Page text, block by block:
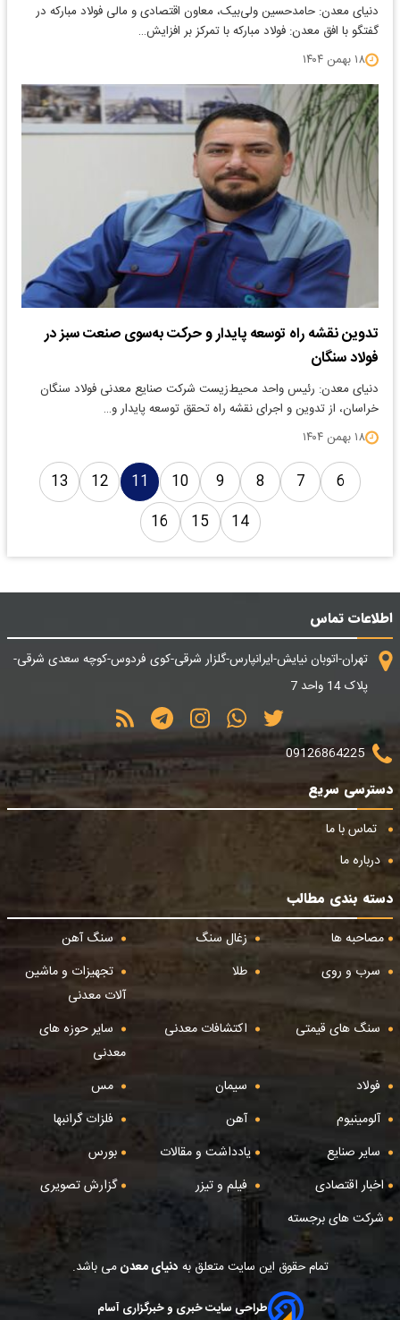
دنیای معدن: حامدحسین ولی‌بیک، معاون اقتصادی و مالی فولاد مبارکه در
گفتگو با افق معدن: فولاد مبارکه با تمرکز بر افزایش…
۱۸ بهمن ۱۴۰۴
تدوین نقشه راه توسعه پایدار و حرکت به‌سوی صنعت سبز در
فولاد سنگان
دنیای معدن: رئیس واحد محیط‌زیست شرکت صنایع معدنی فولاد سنگان
خراسان، از تدوین و اجرای نقشه راه تحقق توسعه پایدار و…
۱۸ بهمن ۱۴۰۴
6
7
8
9
10
11
12
13
14
15
16
اطلاعات تماس
تهران-اتوبان نیایش-ایرانپارس-گلزار شرقی-کوی فردوس-کوچه سعدی شرقی-
پلاک 14 واحد 7
09126864225
دسترسی سریع
تماس با ما
درباره ما
دسته بندی مطالب
مصاحبه ها
زغال سنگ
سنگ آهن
سرب و روی
طلا
تجهیزات و ماشین
آلات معدنی
سنگ های قیمتی
اکتشافات معدنی
سایر حوزه های
معدنی
فولاد
سیمان
مس
آلومینیوم
آهن
فلزات گرانبها
سایر صنایع
یادداشت و مقالات
بورس
اخبار اقتصادی
فیلم و تیزر
گزارش تصویری
شرکت های برجسته
تمام حقوق این سایت متعلق به دنیای معدنمی باشد.
طراحی سایت خبری و خبرگزاری آسام